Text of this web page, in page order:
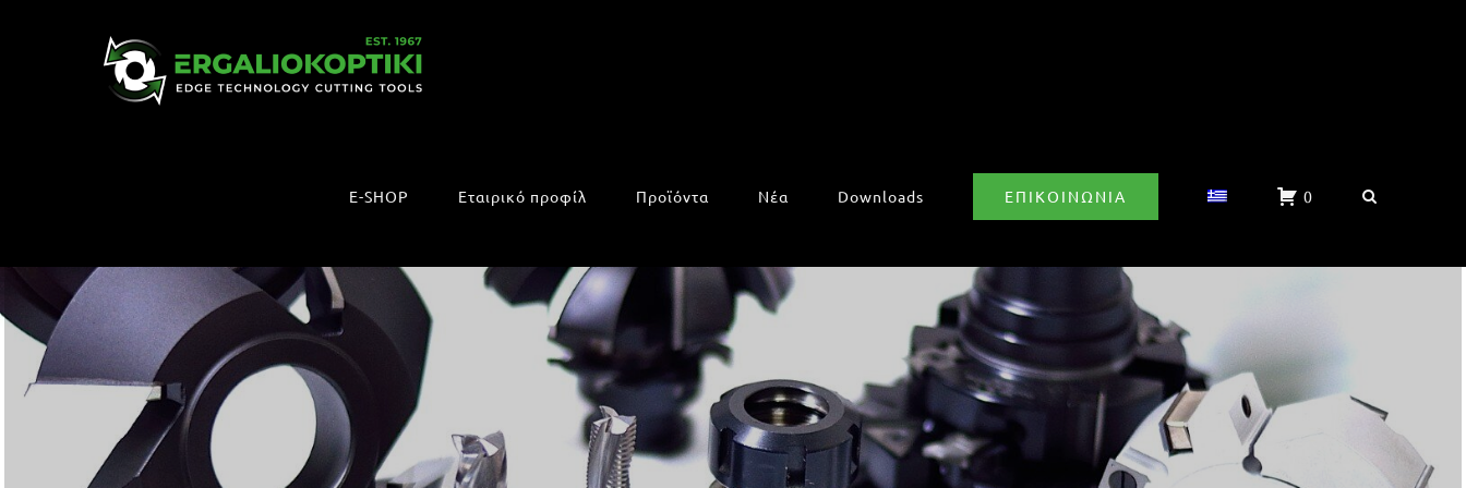
περιεχόμενο
E-SHOP Εταιρικό προφίλ Προϊόντα Νέα Downloads ΕΠΙΚΟΙΝΩΝΊΑ 0